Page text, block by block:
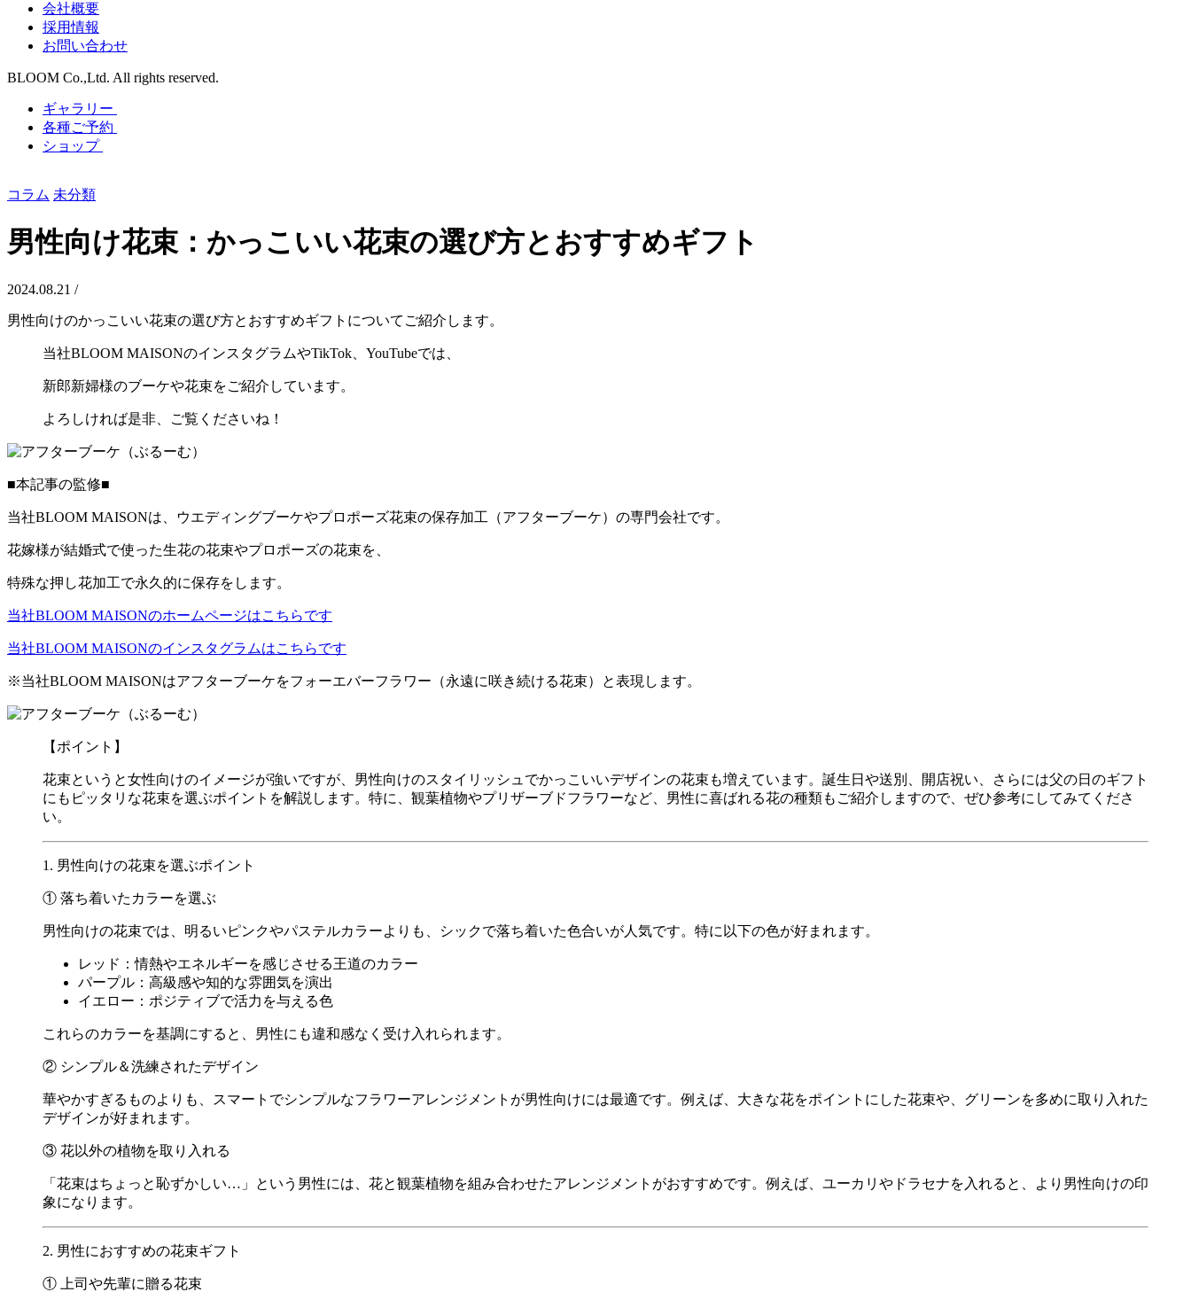
会社概要
採用情報
お問い合わせ
BLOOM Co.,Ltd. All rights reserved.
ギャラリー
各種ご予約
ショップ
コラム 未分類
男性向け花束：かっこいい花束の選び方とおすすめギフト
2024.08.21 /
男性向けのかっこいい花束の選び方とおすすめギフトについてご紹介します。
当社BLOOM MAISONのインスタグラムやTikTok、YouTubeでは、
新郎新婦様のブーケや花束をご紹介しています。
よろしければ是非、ご覧くださいね！
■本記事の監修■
当社BLOOM MAISONは、ウエディングブーケやプロポーズ花束の保存加工（アフターブーケ）の専門会社です。
花嫁様が結婚式で使った生花の花束やプロポーズの花束を、
特殊な押し花加工で永久的に保存をします。
当社BLOOM MAISONのホームページはこちらです
当社BLOOM MAISONのインスタグラムはこちらです
※当社BLOOM MAISONはアフターブーケをフォーエバーフラワー（永遠に咲き続ける花束）と表現します。
【ポイント】
花束というと女性向けのイメージが強いですが、男性向けのスタイリッシュでかっこいいデザインの花束も増えています。誕生日や送別、開店祝い、さらには父の日のギフト
にもピッタリな花束を選ぶポイントを解説します。特に、観葉植物やプリザーブドフラワーなど、男性に喜ばれる花の種類もご紹介しますので、ぜひ参考にしてみてくださ
い。
1. 男性向けの花束を選ぶポイント
① 落ち着いたカラーを選ぶ
男性向けの花束では、明るいピンクやパステルカラーよりも、シックで落ち着いた色合いが人気です。特に以下の色が好まれます。
レッド：情熱やエネルギーを感じさせる王道のカラー
パープル：高級感や知的な雰囲気を演出
イエロー：ポジティブで活力を与える色
これらのカラーを基調にすると、男性にも違和感なく受け入れられます。
② シンプル＆洗練されたデザイン
華やかすぎるものよりも、スマートでシンプルなフラワーアレンジメントが男性向けには最適です。例えば、大きな花をポイントにした花束や、グリーンを多めに取り入れた
デザインが好まれます。
③ 花以外の植物を取り入れる
「花束はちょっと恥ずかしい…」という男性には、花と観葉植物を組み合わせたアレンジメントがおすすめです。例えば、ユーカリやドラセナを入れると、より男性向けの印
象になります。
2. 男性におすすめの花束ギフト
① 上司や先輩に贈る花束